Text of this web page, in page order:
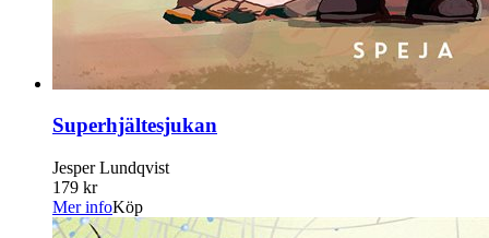
Superhjältesjukan
Jesper Lundqvist
179 kr
Mer infoKöp